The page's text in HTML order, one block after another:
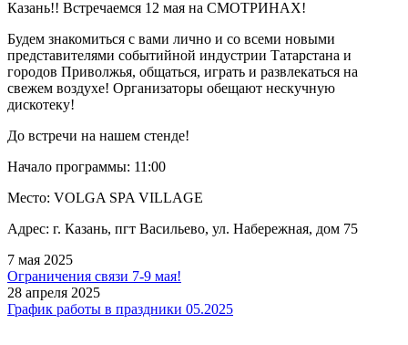
Казань!! Встречаемся 12 мая на СМОТРИНАХ!
Будем знакомиться с вами лично и со всеми новыми
представителями событийной индустрии Татарстана и
городов Приволжья, общаться, играть и развлекаться на
свежем воздухе! Организаторы обещают нескучную
дискотеку!
До встречи на нашем стенде!
Начало программы: 11:00
Место: VOLGA SPA VILLAGE
Адрес: г. Казань, пгт Васильево, ул. Набережная, дом 75
7 мая 2025
Ограничения связи 7-9 мая!
28 апреля 2025
График работы в праздники 05.2025